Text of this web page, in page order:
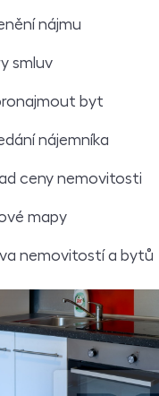
nájmu
smluv
byt
nájemníka
ceny nemovitosti
mapy
nemovitostí a bytů